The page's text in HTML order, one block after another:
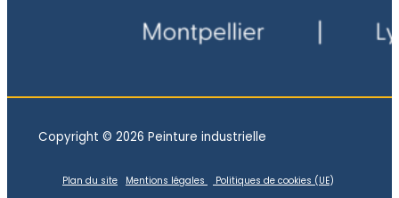
Copyright © 2026 Peinture industrielle
Plan du site Mentions légales Politiques de cookies (UE)